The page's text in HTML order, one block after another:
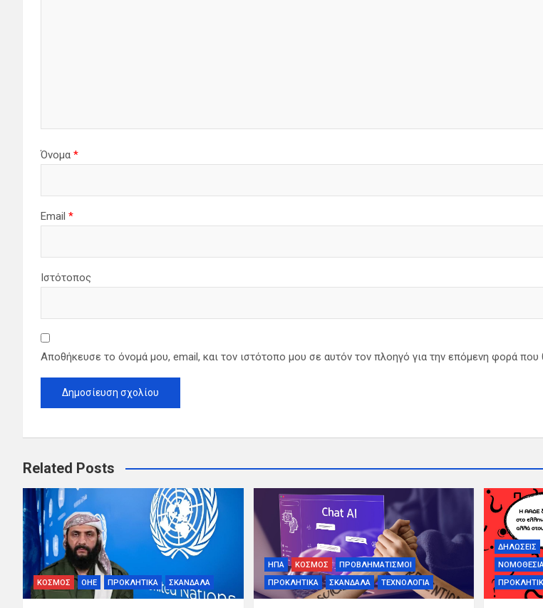
Όνομα *
Email *
Ιστότοπος
Αποθήκευσε το όνομά μου, email, και τον ιστότοπο μου σε αυτόν τον πλοηγό για την επόμενη φορά
Related Posts
ΚΟΣΜΟΣ ΟΗΕ ΠΡΟΚΛΗΤΙΚΑ ΣΚΑΝΔΑΛΑ
ΗΠΑ ΚΟΣΜΟΣ
ΠΡΟΒΛΗΜΑΤΙΣΜΟΙ
ΠΡΟΚΛΗΤΙΚΑ
ΣΚΑΝΔΑΛΑ ΤΕΧΝΟΛΟΓΙΑ
ΔΗΛΩΣΕΙΣ